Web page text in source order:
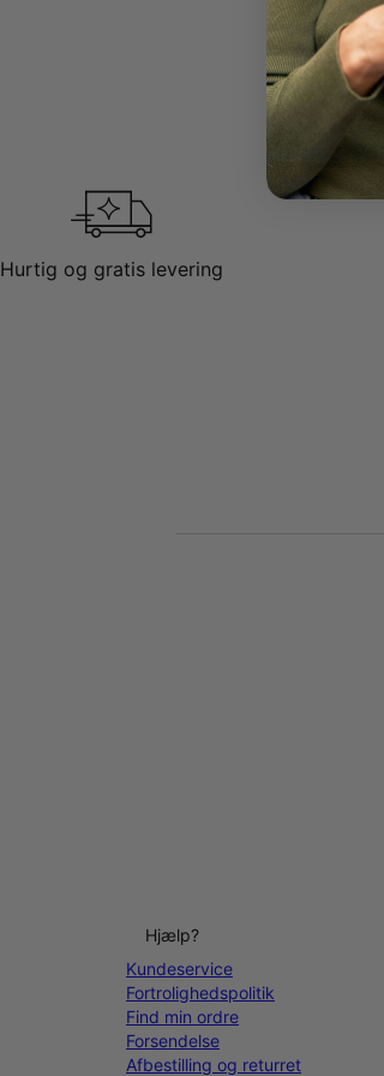
Hurtig og gratis levering
Hjælp?
Kundeservice
Fortrolighedspolitik
Find min ordre
Forsendelse
Afbestilling og returret